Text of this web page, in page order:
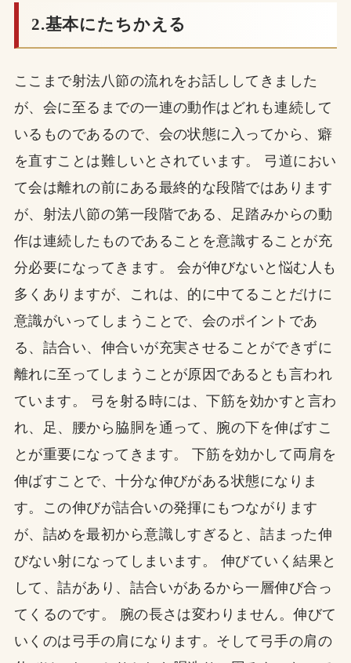
2.基本にたちかえる
ここまで射法八節の流れをお話ししてきました
が、会に至るまでの一連の動作はどれも連続して
いるものであるので、会の状態に入ってから、癖
を直すことは難しいとされています。 弓道におい
て会は離れの前にある最終的な段階ではあります
が、射法八節の第一段階である、足踏みからの動
作は連続したものであることを意識することが充
分必要になってきます。 会が伸びないと悩む人も
多くありますが、これは、的に中てることだけに
意識がいってしまうことで、会のポイントであ
る、詰合い、伸合いが充実させることができずに
離れに至ってしまうことが原因であるとも言われ
ています。 弓を射る時には、下筋を効かすと言わ
れ、足、腰から脇胴を通って、腕の下を伸ばすこ
とが重要になってきます。 下筋を効かして両肩を
伸ばすことで、十分な伸びがある状態になりま
す。この伸びが詰合いの発揮にもつながります
が、詰めを最初から意識しすぎると、詰まった伸
びない射になってしまいます。 伸びていく結果と
して、詰があり、詰合いがあるから一層伸び合っ
てくるのです。 腕の長さは変わりません。伸びて
いくのは弓手の肩になります。そして弓手の肩の